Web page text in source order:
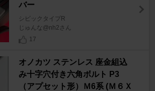
バー
シビックタイプR
じゅんな@nh2さん
17
オノカツ ステンレス 座金組込
み十字穴付き六角ボルト P3
（アプセット形）Ｍ6系 (Ｍ６Ｘ